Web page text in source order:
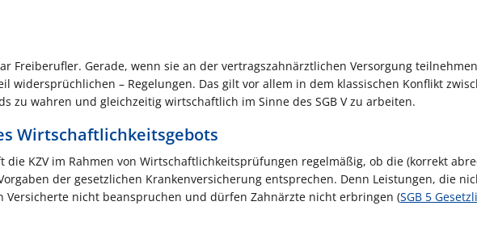
Freiberufler. Gerade, wenn sie an der vertragszahnärztlichen Versorgung
widersprüchlichen – Regelungen. Das gilt vor allem in dem klassischen Konflikt
zu wahren und gleichzeitig wirtschaftlich im Sinne des SGB V zu arbeiten.
Wirtschaftlichkeitsgebots
die KZV im Rahmen von Wirtschaftlichkeitsprüfungen regelmäßig, ob die (korrekt
der gesetzlichen Krankenversicherung entsprechen. Denn Leistungen, die
nicht beanspruchen und dürfen Zahnärzte nicht erbringen (SGB 5